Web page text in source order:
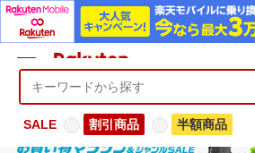
ようこそ 楽天市場へ ログイン
SALE 割引商品 半額商品